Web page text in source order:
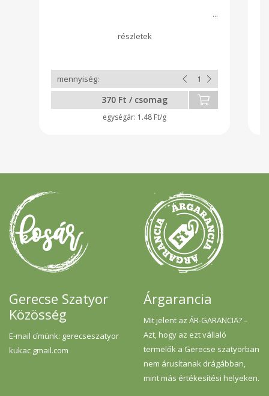
370 Ft / csomag
1.48 Ft/g
Gerecse Szatyor
Közösség
E-mail címünk: gerecseszatyor
kukac gmail.com
Árgarancia
Mit jelent az ÁR-GARANCIA? –
Azt, hogy az ezt vállaló
termelők a Gerecse szatyorban
nem árusítanak drágábban,
mint más értékesítési helyeken.